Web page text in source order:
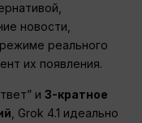
новости,
реального
их появления.
и3-кратное
, Grok 4.1 идеально